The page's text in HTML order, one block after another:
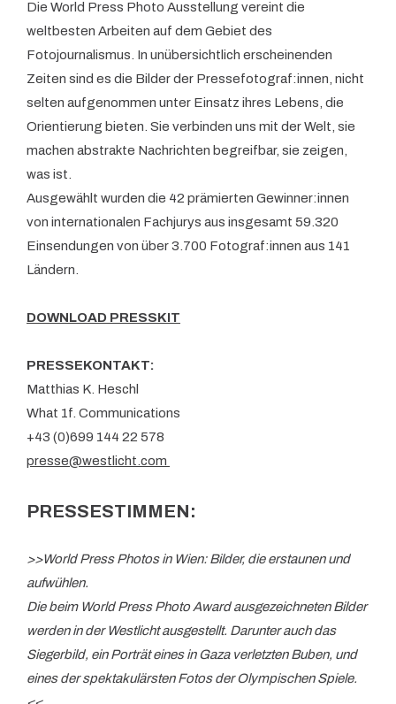
Die World Press Photo Ausstellung vereint die
weltbesten Arbeiten auf dem Gebiet des
Fotojournalismus. In unübersichtlich erscheinenden
Zeiten sind es die Bilder der Pressefotograf:innen, nicht
selten aufgenommen unter Einsatz ihres Lebens, die
Orientierung bieten. Sie verbinden uns mit der Welt, sie
machen abstrakte Nachrichten begreifbar, sie zeigen,
was ist.
Ausgewählt wurden die 42 prämierten Gewinner:innen
von internationalen Fachjurys aus insgesamt 59.320
Einsendungen von über 3.700 Fotograf:innen aus 141
Ländern.
DOWNLOAD PRESSKIT
PRESSEKONTAKT:
Matthias K. Heschl
What 1f. Communications
+43 (0)699 144 22 578
presse@westlicht.com
PRESSESTIMMEN:
>>World Press Photos in Wien: Bilder, die erstaunen und
aufwühlen.
Die beim World Press Photo Award ausgezeichneten Bilder
werden in der Westlicht ausgestellt. Darunter auch das
Siegerbild, ein Porträt eines in Gaza verletzten Buben, und
eines der spektakulärsten Fotos der Olympischen Spiele.